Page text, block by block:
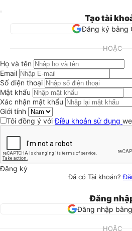
Tạo tài
Đăng ký bằng
HOẶC
Họ và tên
Email
Số điện thoại
Mật khẩu
Xác nhận mật khẩu
Giới tính
Tôi đồng ý vớiĐiều khoản sử dụng
Đăng ký
Đã có Tài khoản?
Đăng
Đăng nhập
HOẶC